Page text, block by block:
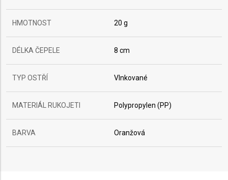
HMOTNOST 20 g
DÉLKA ČEPELE 8 cm
TYP OSTŘÍ Vlnkované
MATERIÁL RUKOJETI Polypropylen (PP)
BARVA Oranžová